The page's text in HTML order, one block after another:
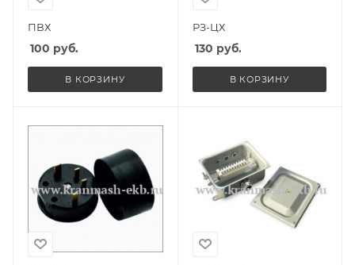
ПВХ
100 руб.
В КОРЗИНУ
РЗ-ЦХ
130 руб.
В КОРЗИНУ